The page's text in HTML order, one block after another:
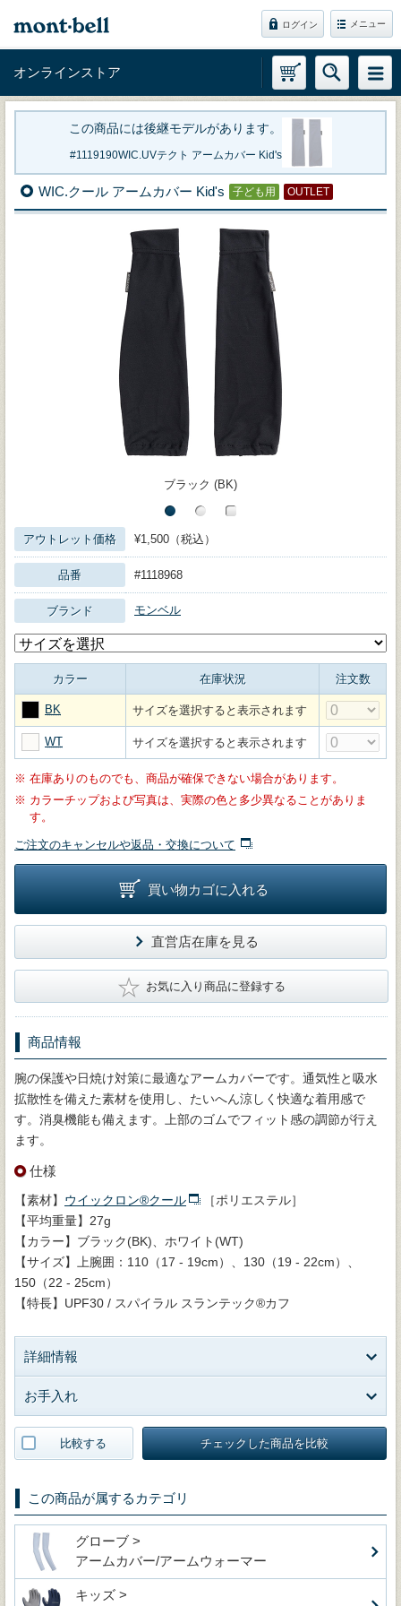
ログイン メニュー
オンラインストア
この商品には後継モデルがあります。
1119190WIC.UVテクト アームカバー Kid's
WIC.クール アームカバー Kid's 子ども用 OUTLET
ブラック (BK)
アウトレット価格 ¥1,500（税込）
品番 #1118968
ブランド モンベル
カラー 在庫状況 注文数
BK サイズを選択すると表示されます
WT サイズを選択すると表示されます
※ 在庫ありのものでも、商品が確保できない場合があります。
※ カラーチップおよび写真は、実際の色と多少異なることがありま
す。
ご注文のキャンセルや返品・交換について
買い物カゴに入れる
直営店在庫を見る
★ お気に入り商品に登録する
商品情報
腕の保護や日焼け対策に最適なアームカバーです。通気性と吸水
拡散性を備えた素材を使用し、たいへん涼しく快適な着用感で
す。消臭機能も備えます。上部のゴムでフィット感の調節が行え
ます。
仕様
【素材】 ウイックロン®クール
［ポリエステル］
【平均重量】27g
【カラー】ブラック(BK)、ホワイト(WT)
【サイズ】上腕囲：110（17 - 19cm）、130（19 - 22cm）、
150（22 - 25cm）
【特長】UPF30 / スパイラル スランテック®カフ
詳細情報
お手入れ
比較する チェックした商品を比較
この商品が属するカテゴリ
グローブ >
アームカバー/アームウォーマー
キッズ >